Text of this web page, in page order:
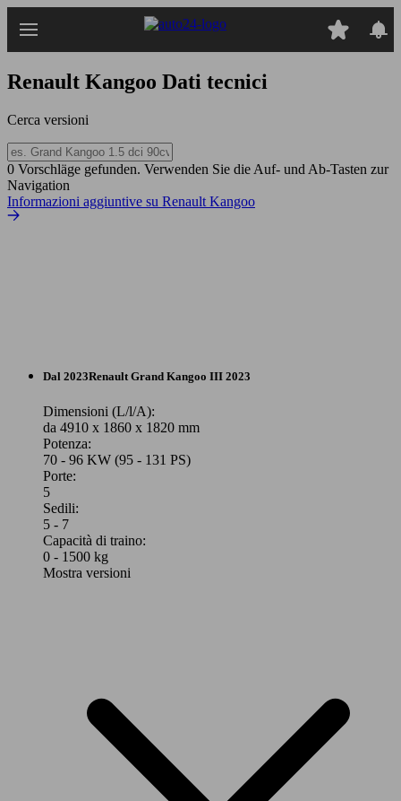
Renault Kangoo Dati tecnici
Cerca versioni
0 Vorschläge gefunden. Verwenden Sie die Auf- und Ab-Tasten zur
Navigation
Informazioni aggiuntive su Renault Kangoo
Dal 2023Renault Grand Kangoo III 2023
Dimensioni (L/l/A):
da 4910 x 1860 x 1820 mm
Potenza:
70 - 96 KW (95 - 131 PS)
Porte:
5
Sedili:
5 - 7
Capacità di traino:
0 - 1500 kg
Mostra versioni